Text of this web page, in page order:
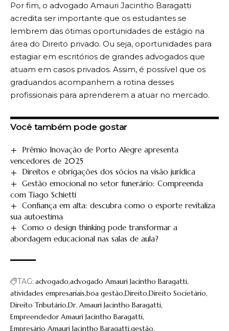
Por fim, o advogado Amauri Jacintho Baragatti
acredita ser importante que os estudantes se
lembrem das ótimas oportunidades de estágio na
área do Direito privado. Ou seja, oportunidades para
estagiar em escritórios de grandes advogados que
atuam em casos privados. Assim, é possível que os
graduandos acompanhem a rotina desses
profissionais para aprenderem a atuar no mercado.
Você também pode gostar
Prêmio Inovação de Porto Alegre apresenta
vencedores de 2025
Direitos e obrigações dos sócios na visão jurídica
Gestão emocional no setor funerário: Compreenda
com Tiago Schietti
Confiança em alta: descubra como o esporte revitaliza
sua autoestima
Como o design thinking pode transformar a
abordagem educacional nas salas de aula?
TAG: advogado advogado Amauri Jacintho Baragatti
atividades empresariais boa gestão Direito Direito Societário
Direito Tributário Dr. Amauri Jacintho Baragatti
Empreendedor Amauri Jacintho Baragatti
Empresário Amauri Jacintho Baragattigestão